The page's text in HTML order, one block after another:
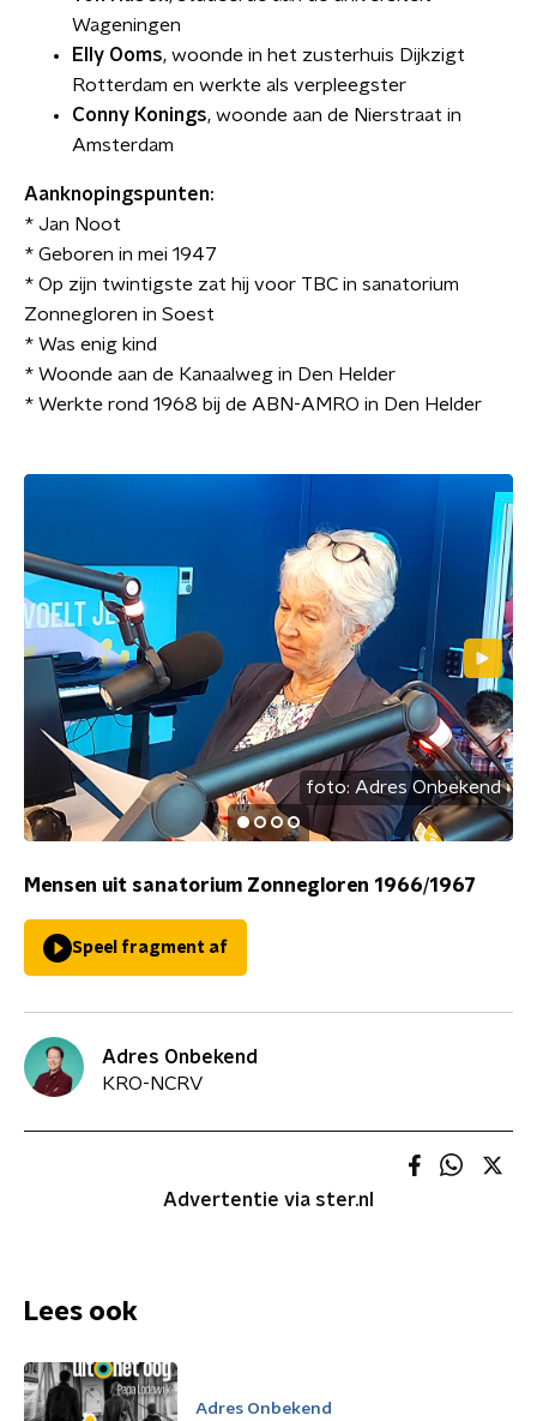
Wageningen
Elly Ooms, woonde in het zusterhuis Dijkzigt
Rotterdam en werkte als verpleegster
Conny Konings, woonde aan de Nierstraat in
Amsterdam
Aanknopingspunten:
* Jan Noot
* Geboren in mei 1947
* Op zijn twintigste zat hij voor TBC in sanatorium
Zonnegloren in Soest
* Was enig kind
* Woonde aan de Kanaalweg in Den Helder
* Werkte rond 1968 bij de ABN-AMRO in Den Helder
foto: Adres Onbekend
Mensen uit sanatorium Zonnegloren 1966/1967
Speel fragment af
Adres Onbekend
KRO-NCRV
Advertentie via ster.nl
Lees ook
Adres Onbekend